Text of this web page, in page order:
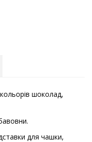
шоколад,
для чашки,